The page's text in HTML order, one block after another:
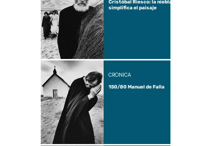
Cristóbal Riesco: la niebla
simplifica el paisaje
150/80 Manuel de Falla
CRÓNICA